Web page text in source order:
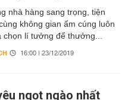
nhà hàng sang trọng, tiện
không gian ấm cúng luôn
chọn lí tưởng để thưởng...
16:00 | 23/12/2019
ngọt ngào nhất